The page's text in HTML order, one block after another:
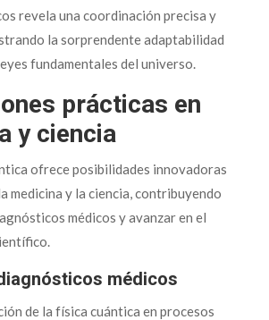
revela una coordinación precisa y
la sorprendente adaptabilidad
fundamentales del universo.
prácticas en
y ciencia
ofrece posibilidades innovadoras
medicina y la ciencia, contribuyendo
médicos y avanzar en el
médicos
de la física cuántica en procesos